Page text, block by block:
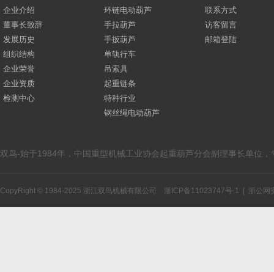
企业介绍
董事长致辞
发展历史
组织结构
企业荣誉
企业资质
检测中心
环链电动葫芦
手拉葫芦
手扳葫芦
单轨行车
吊索具
起重链条
特种行业
钢丝绳电动葫芦
联系方式
访客留言
邮箱登陆
双鸟-始于1984年，中国重型机械工业协会起重葫芦分会副理事长单位
CopyRight © 1984-2025 浙江双鸟机械有限公司 浙ICP备11023747号-1 浙公网